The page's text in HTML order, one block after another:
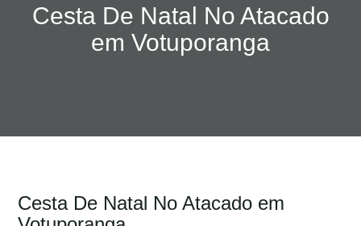
Cesta De Natal No Atacado
em Votuporanga
Cesta De Natal No Atacado em